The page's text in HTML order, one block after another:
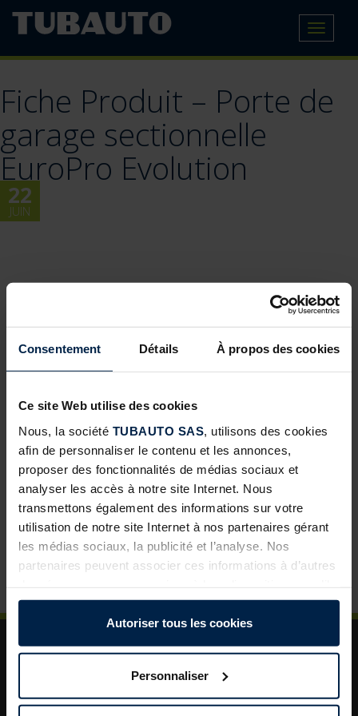
Consentement Détails À propos des cookies
Ce site Web utilise des cookies
Nous, la société TUBAUTO SAS , utilisons des cookies
afin de personnaliser le contenu et les annonces,
proposer des fonctionnalités de médias sociaux et
analyser les accès à notre site Internet. Nous
transmettons également des informations sur votre
utilisation de notre site Internet à nos partenaires gérant
les médias sociaux, la publicité et l’analyse. Nos
partenaires peuvent associer ces informations à d’autres
ont collectées dans le cadre de votre utilisation des
Légalement, nous pouvons stocker des cookies sur votre
fonctionnement de ce site. Pour tous les autres types de
cookies, nous avons besoin de votre autorisation. Vous
Autoriser tous les cookies
Personnaliser
Toggle
Fiche Produit – Porte de
garage sectionnelle
EuroPro Evolution
22
JUIN
BLOG
développement pour les négoces
Abris de jardin avec toit lounge : une solution à forte
valeur ajoutée pour vos clients
Porte de garage sectionnelle : un incontournable pour
développer vos ventes
La porte de garage : un levier de valorisation pour vos
projets clients
Plus de sécurité dans le jardin : un aménagement